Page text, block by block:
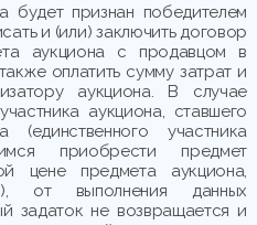
будет признан победителем
и (или) заключить договор
аукциона с продавцом в
оплатить сумму затрат и
аукциона. В случае
аукциона, ставшего
(единственного участника
приобрести предмет
цене предмета аукциона,
от выполнения данных
задаток не возвращается и